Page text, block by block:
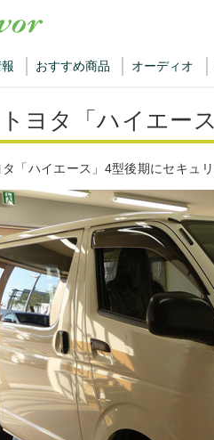
おすすめ商品 オーディオ
トヨタ「ハイエー
「ハイエース」4型後期にセキュリ